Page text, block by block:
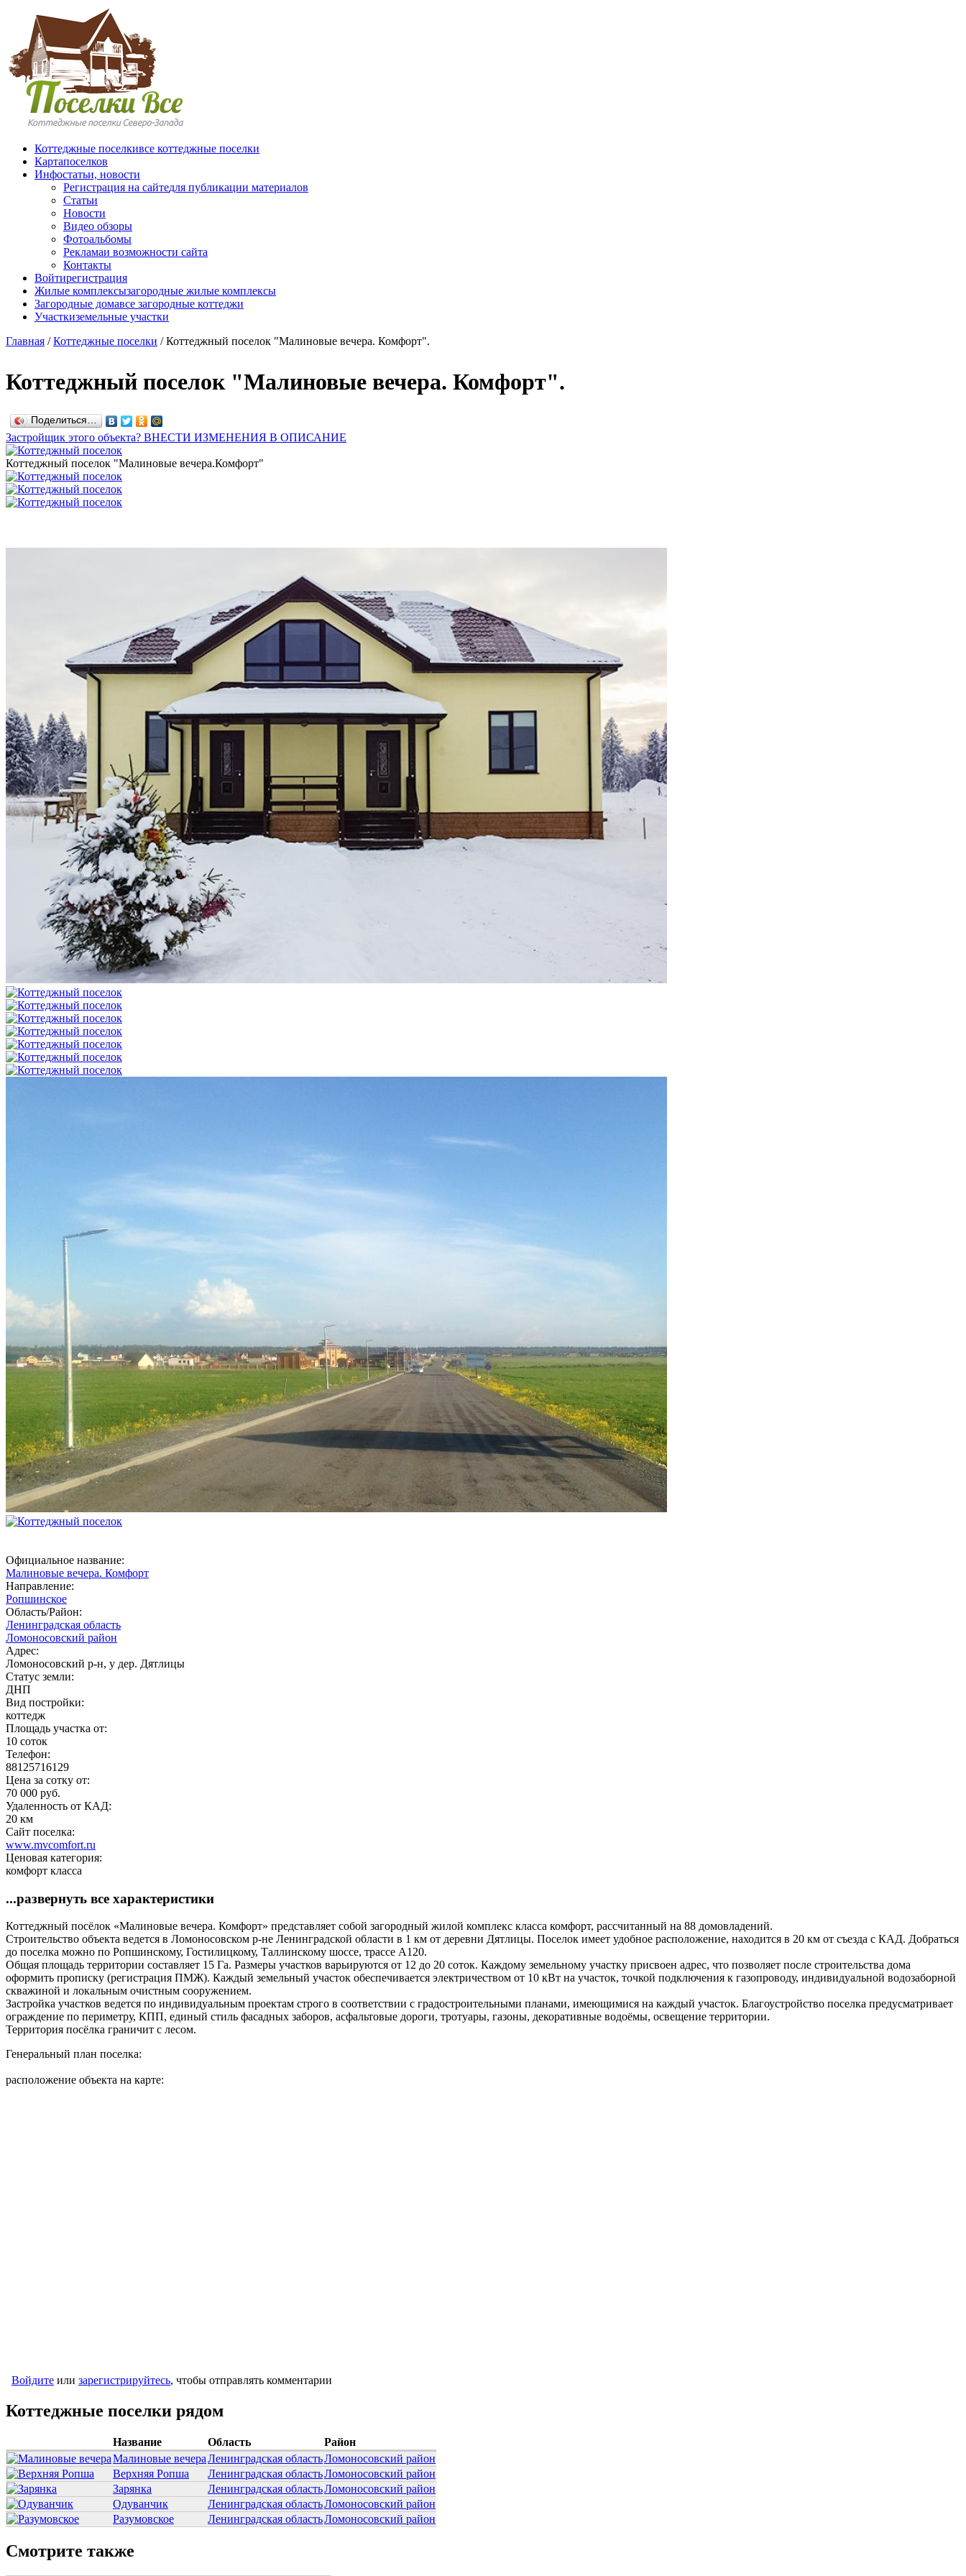
Перейти к основному содержанию
Коттеджные поселкивсе коттеджные поселки
Картапоселков
Инфостатьи, новости
Регистрация на сайтедля публикации материалов
Статьи
Новости
Видео обзоры
Фотоальбомы
Рекламаи возможности сайта
Контакты
Войтирегистрация
Жилые комплексызагородные жилые комплексы
Загородные домавсе загородные коттеджи
Участкиземельные участки
Главная / Коттеджные поселки /Коттеджный поселок "Малиновые вечера. Комфорт".
Коттеджный поселок "Малиновые вечера. Комфорт".
Поделиться…
Застройщик этого объекта? ВНЕСТИ ИЗМЕНЕНИЯ В ОПИСАНИЕ
Коттеджный поселок "Малиновые вечера.Комфорт"
Официальное название:
Малиновые вечера. Комфорт
Направление:
Ропшинское
Область/Район:
Ленинградская область
Ломоносовский район
Адрес:
Ломоносовский р-н, у дер. Дятлицы
Статус земли:
ДНП
Вид постройки:
коттедж
Площадь участка от:
10 соток
Телефон:
88125716129
Цена за сотку от:
70 000 руб.
Удаленность от КАД:
20 км
Сайт поселка:
www.mvcomfort.ru
Ценовая категория:
комфорт класса
...развернуть все характеристики
Коттеджный посёлок «Малиновые вечера. Комфорт» представляет собой загородный жилой комплекс класса комфорт, рассчитанный на 88 домовладений.
Строительство объекта ведется в Ломоносовском р-не Ленинградской области в 1 км от деревни Дятлицы. Поселок имеет удобное расположение, находится в 20 км от съезда с КАД. Добраться
до поселка можно по Ропшинскому, Гостилицкому, Таллинскому шоссе, трассе А120.
Общая площадь территории составляет 15 Га. Размеры участков варьируются от 12 до 20 соток. Каждому земельному участку присвоен адрес, что позволяет после строительства дома
оформить прописку (регистрация ПМЖ). Каждый земельный участок обеспечивается электричеством от 10 кВт на участок, точкой подключения к газопроводу, индивидуальной водозаборной
скважиной и локальным очистным сооружением.
Застройка участков ведется по индивидуальным проектам строго в соответствии с градостроительными планами, имеющимися на каждый участок. Благоустройство поселка предусматривает
ограждение по периметру, КПП, единый стиль фасадных заборов, асфальтовые дороги, тротуары, газоны, декоративные водоёмы, освещение территории.
Территория посёлка граничит с лесом.
Генеральный план поселка:
расположение объекта на карте:
Войдите или зарегистрируйтесь, чтобы отправлять комментарии
Коттеджные поселки рядом
Название Область
Район
Малиновые вечераЛенинградская областьЛомоносовский район
Верхняя Ропша
Ленинградская областьЛомоносовский район
Зарянка
Ленинградская областьЛомоносовский район
Одуванчик
Ленинградская областьЛомоносовский район
Разумовское
Ленинградская областьЛомоносовский район
Смотрите также